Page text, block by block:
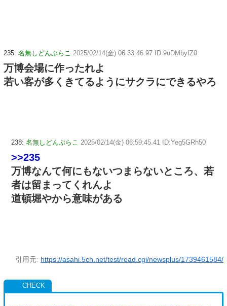
235: 名無しどんぶらこ 2025/02/14(金) 06:33:46.97 ID:9uDMbyfZ0
万博会場に作ったれよ
若い客が多くきてるようにサクラにできるやろ
238: 名無しどんぶらこ 2025/02/14(金) 06:59:45.41 ID:Yeg5GRh50
>>235
万博なんて何にもないつまらないところ、若
者は留まってくれんよ
道頓堀やから意味がある
引用元: https://asahi.5ch.net/test/read.cgi/newsplus/1739461584/